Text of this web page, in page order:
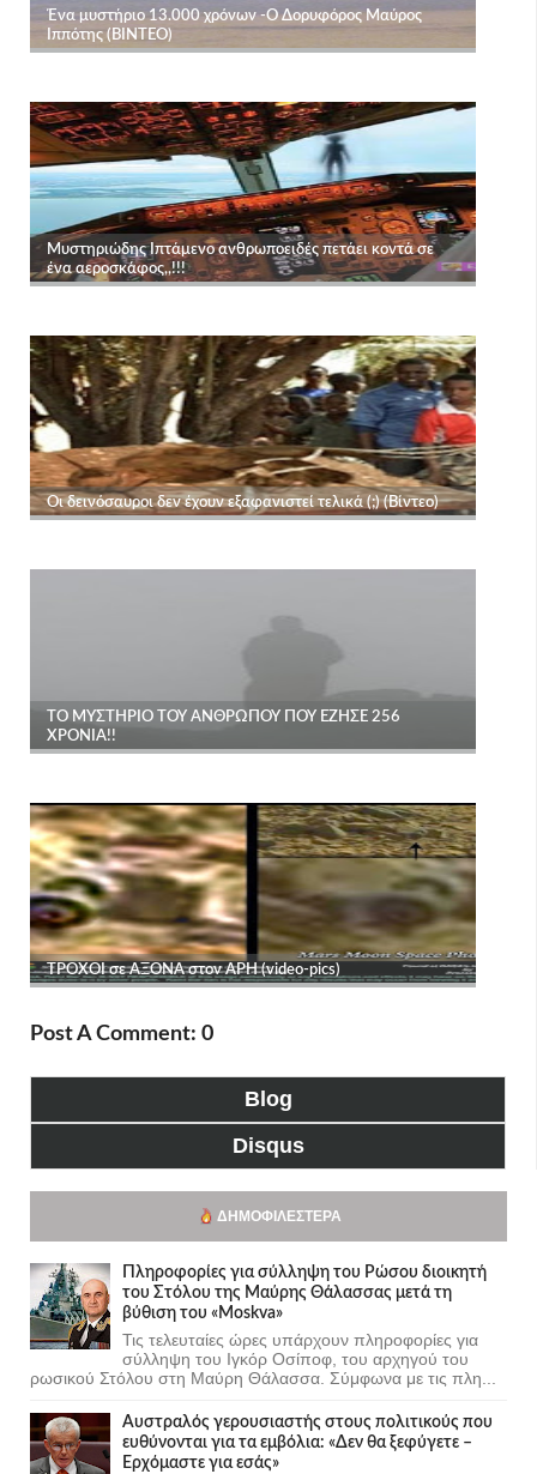
Post A Comment: 0
Blog
Disqus
ΔΗΜΟΦΙΛΈΣΤΕΡΑ
Πληροφορίες για σύλληψη του Ρώσου διοικητή
του Στόλου της Mαύρης Θάλασσας μετά τη
βύθιση του «Moskva»
Τις τελευταίες ώρες υπάρχουν πληροφορίες για
σύλληψη του Ιγκόρ Οσίποφ, του αρχηγού του
ρωσικού Στόλου στη Μαύρη Θάλασσα. Σύμφωνα με τις πλη...
Αυστραλός γερουσιαστής στους πολιτικούς που
ευθύνονται για τα εμβόλια: «Δεν θα ξεφύγετε –
Ερχόμαστε για εσάς»